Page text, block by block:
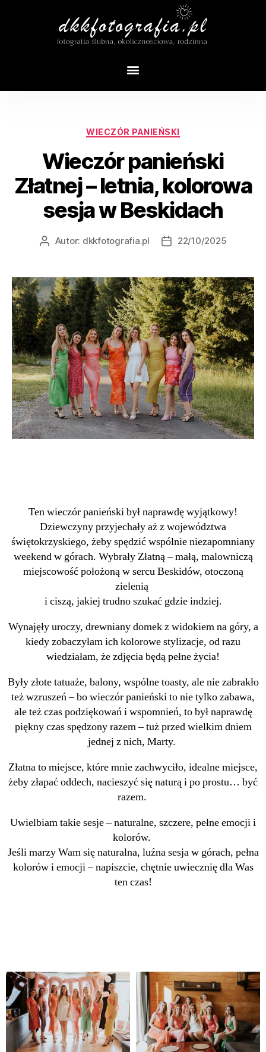
WIECZÓR PANIEŃSKI
Wieczór panieński
Złatnej – letnia, kolorowa
sesja w Beskidach
Autor: dkkfotografia.pl 22/10/2025
Ten wieczór panieński był naprawdę wyjątkowy!
Dziewczyny przyjechały aż z województwa
świętokrzyskiego, żeby spędzić wspólnie niezapomniany
weekend w górach. Wybrały Złatną – małą, malowniczą
miejscowość położoną w sercu Beskidów, otoczoną
zielenią
i ciszą, jakiej trudno szukać gdzie indziej.
Wynajęły uroczy, drewniany domek z widokiem na góry, a
kiedy zobaczyłam ich kolorowe stylizacje, od razu
wiedziałam, że zdjęcia będą pełne życia!
Były złote tatuaże, balony, wspólne toasty, ale nie zabrakło
też wzruszeń – bo wieczór panieński to nie tylko zabawa,
ale też czas podziękowań i wspomnień, to był naprawdę
piękny czas spędzony razem – tuż przed wielkim dniem
jednej z nich, Marty.
Złatna to miejsce, które mnie zachwyciło, idealne miejsce,
żeby złapać oddech, nacieszyć się naturą i po prostu… być
razem.
Uwielbiam takie sesje – naturalne, szczere, pełne emocji i
kolorów.
Jeśli marzy Wam się naturalna, luźna sesja w górach, pełna
kolorów i emocji – napiszcie, chętnie uwiecznię dla Was
ten czas!